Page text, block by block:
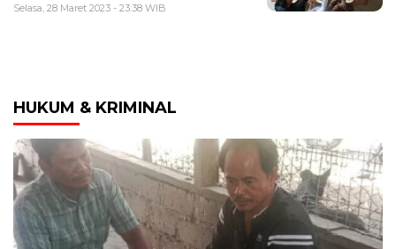
Selasa, 28 Maret 2023 - 23:38 WIB
HUKUM & KRIMINAL